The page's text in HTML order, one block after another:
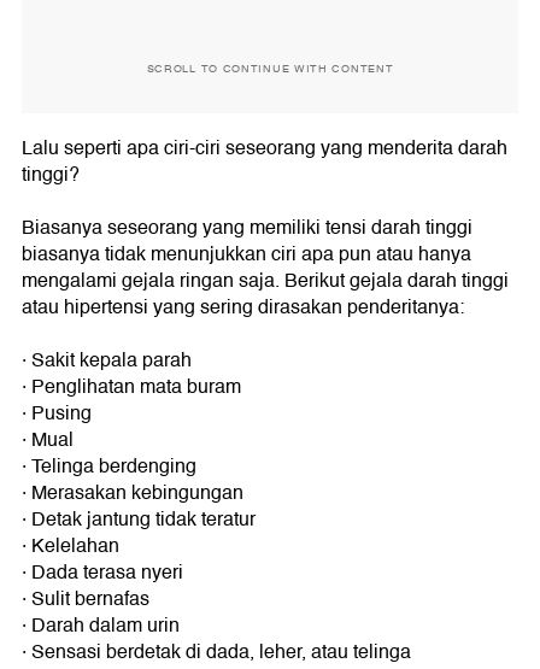
SCROLL TO CONTINUE WITH CONTENT
Lalu seperti apa ciri-ciri seseorang yang menderita darah
tinggi?
Biasanya seseorang yang memiliki tensi darah tinggi
biasanya tidak menunjukkan ciri apa pun atau hanya
mengalami gejala ringan saja. Berikut gejala darah tinggi
atau hipertensi yang sering dirasakan penderitanya:
· Sakit kepala parah
· Penglihatan mata buram
· Pusing
· Mual
· Telinga berdenging
· Merasakan kebingungan
· Detak jantung tidak teratur
· Kelelahan
· Dada terasa nyeri
· Sulit bernafas
· Darah dalam urin
· Sensasi berdetak di dada, leher, atau telinga